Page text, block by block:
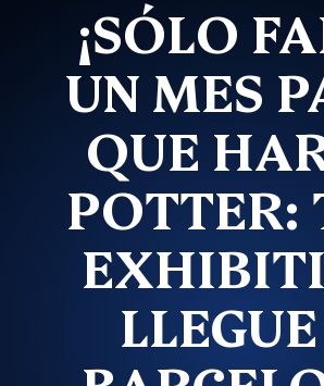
¡SÓLO
UN MES
QUE
POTTER: